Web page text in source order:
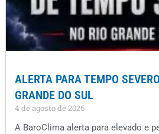
ALERTA PARA TEMPO
GRANDE DO SUL
4 de agosto de 2026
A BaroClima alerta para elevado e